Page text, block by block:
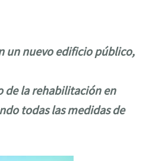
un nuevo edificio público,
de la rehabilitación en
todas las medidas de